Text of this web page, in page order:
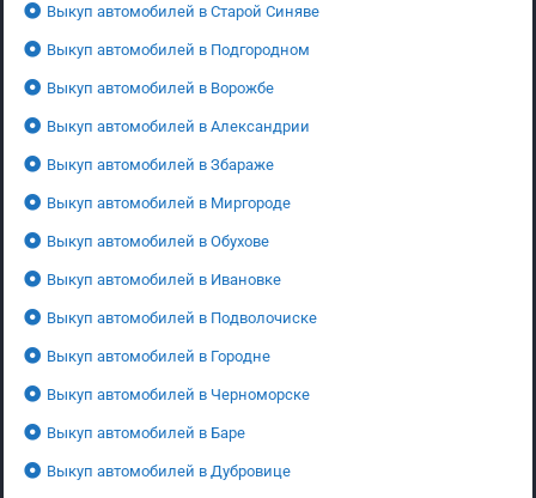
Выкуп автомобилей в Старой Синяве
Выкуп автомобилей в Подгородном
Выкуп автомобилей в Ворожбе
Выкуп автомобилей в Александрии
Выкуп автомобилей в Збараже
Выкуп автомобилей в Миргороде
Выкуп автомобилей в Обухове
Выкуп автомобилей в Ивановке
Выкуп автомобилей в Подволочиске
Выкуп автомобилей в Городне
Выкуп автомобилей в Черноморске
Выкуп автомобилей в Баре
Выкуп автомобилей в Дубровице